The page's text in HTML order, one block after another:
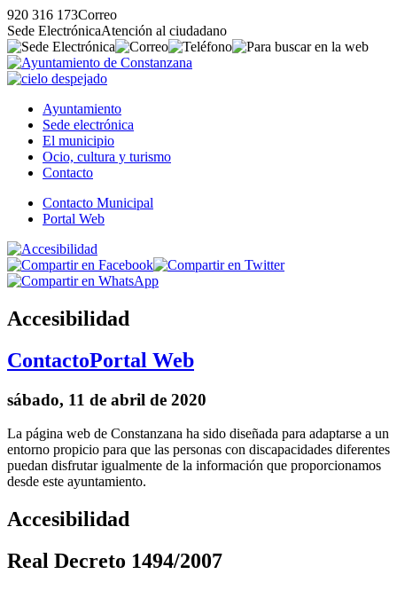
920 316 173Correo
Sede ElectrónicaAtención al ciudadano
Ayuntamiento
Sede electrónica
El municipio
Ocio, cultura y turismo
Contacto
Contacto Municipal
Portal Web
Accesibilidad
ContactoPortal Web
sábado, 11 de abril de 2020
La página web de Constanzana ha sido diseñada para adaptarse a un
entorno propicio para que las personas con discapacidades diferentes
puedan disfrutar igualmente de la información que proporcionamos
desde este ayuntamiento.
Accesibilidad
Real Decreto 1494/2007